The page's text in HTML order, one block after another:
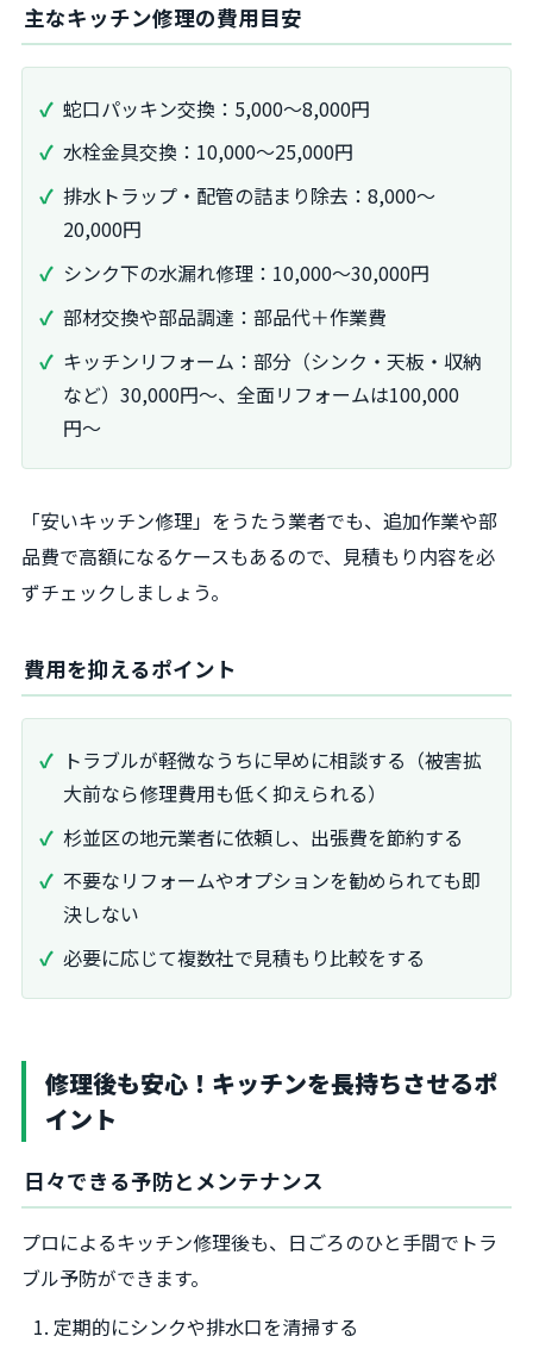
主なキッチン修理の費用目安
蛇口パッキン交換：5,000〜8,000円
水栓金具交換：10,000〜25,000円
排水トラップ・配管の詰まり除去：8,000〜
20,000円
シンク下の水漏れ修理：10,000〜30,000円
部材交換や部品調達：部品代＋作業費
キッチンリフォーム：部分（シンク・天板・収納
など）30,000円〜、全面リフォームは100,000
円〜
「安いキッチン修理」をうたう業者でも、追加作業や部
品費で高額になるケースもあるので、見積もり内容を必
ずチェックしましょう。
費用を抑えるポイント
トラブルが軽微なうちに早めに相談する（被害拡
大前なら修理費用も低く抑えられる）
杉並区の地元業者に依頼し、出張費を節約する
不要なリフォームやオプションを勧められても即
決しない
必要に応じて複数社で見積もり比較をする
修理後も安心！キッチンを長持ちさせるポ
イント
日々できる予防とメンテナンス
プロによるキッチン修理後も、日ごろのひと手間でトラ
ブル予防ができます。
定期的にシンクや排水口を清掃する